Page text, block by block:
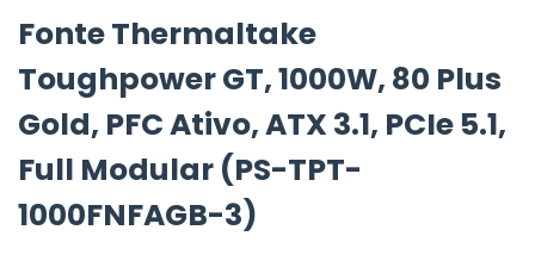
Fonte Thermaltake
Toughpower GT, 1000W, 80 Plus
Gold, PFC Ativo, ATX 3.1, PCIe 5.1,
Full Modular (PS-TPT-
1000FNFAGB-3)